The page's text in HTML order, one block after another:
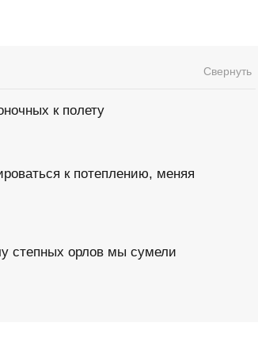
Свернуть
к полету
к потеплению, меняя
степных орлов мы сумели